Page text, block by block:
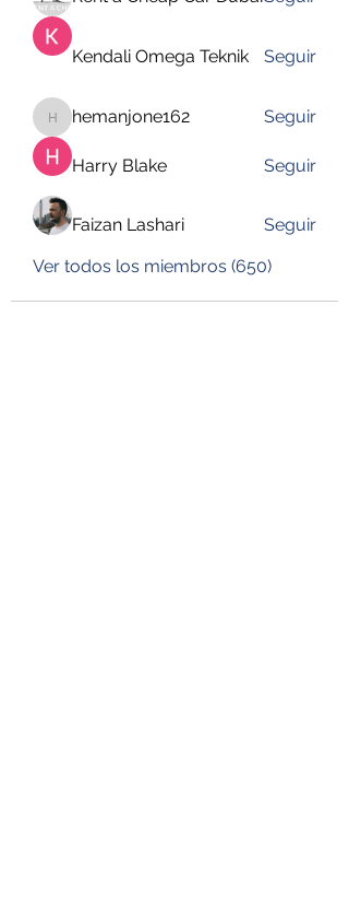
Kendali Omega Teknik Seguir
hemanjone162
hemanjone162 Seguir
Harry Blake Seguir
Faizan Lashari
Seguir
Ver todos los miembros (650)